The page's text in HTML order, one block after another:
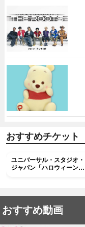
おすすめチケット
ユニバーサル・スタジオ・
ジャパン「ハロウィーン・
おすすめ動画